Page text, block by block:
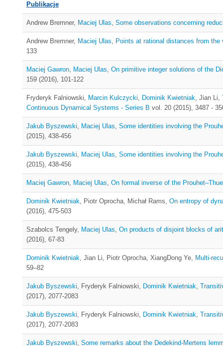
Publikacje
Andrew Bremner, Maciej Ulas, Some observations concerning
Andrew Bremner, Maciej Ulas, Points at rational distances from
133
Maciej Gawron, Maciej Ulas, On primitive integer solutions of the
159 (2016), 101-122
Fryderyk Falniowski, Marcin Kulczycki, Dominik Kwietniak, Jian Li,
Continuous Dynamical Systems - Series B vol. 20 (2015), 3487 -
Jakub Byszewski, Maciej Ulas, Some identities involving the
(2015), 438-456
Jakub Byszewski, Maciej Ulas, Some identities involving the
(2015), 438-456
Maciej Gawron, Maciej Ulas, On formal inverse of the
Dominik Kwietniak, Piotr Oprocha, Michał Rams, On entropy of
(2016), 475-503
Szabolcs Tengely, Maciej Ulas, On products of disjoint blocks of
(2016), 67-83
Dominik Kwietniak, Jian Li, Piotr Oprocha, XiangDong Ye, Multi-
59–82
Jakub Byszewski, Fryderyk Falniowski, Dominik Kwietniak,
(2017), 2077-2083
Jakub Byszewski, Fryderyk Falniowski, Dominik Kwietniak,
(2017), 2077-2083
Jakub Byszewski, Some remarks about the Dedekind-Mertens